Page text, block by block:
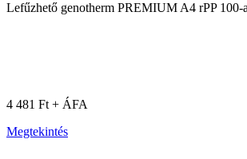
Lefűzhető genotherm PREMIUM A4 rPP 100-
4 481 Ft + ÁFA
Megtekintés